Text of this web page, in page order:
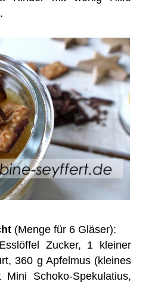
(Menge für 6 Gläser):
Zucker, 1 kleiner
360 g Apfelmus (kleines
Schoko-Spekulatius,